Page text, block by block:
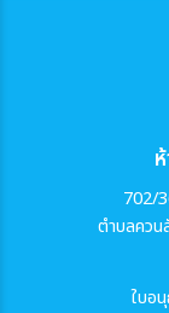
702/
ตำบลคว
ใบอ